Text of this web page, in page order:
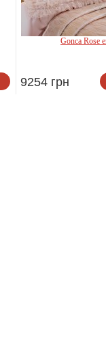
Gul
Gonca Rose
9254 грн